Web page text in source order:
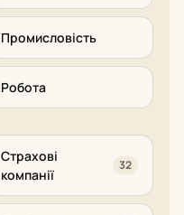
Промисловість
Робота
Страхові
компанії
32